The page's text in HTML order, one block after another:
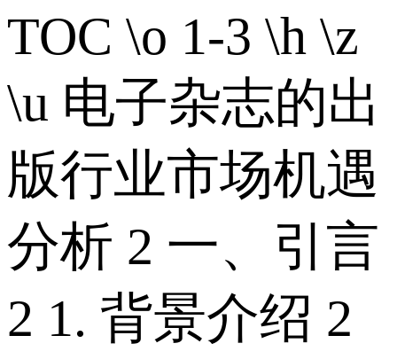
TOC \o 1-3 \h \z
\u 电子杂志的出
版行业市场机遇
分析 2 一、引言
2 1. 背景介绍 2